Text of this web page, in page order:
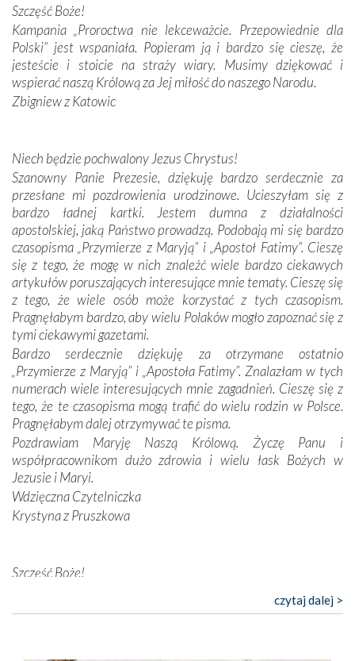
spotykaliśmy się z serdeczną otwartością
Portugalczyków. Podziwialiśmy ich ludową sztukę i
zwyczaje. Mimo że nasze kraje są od siebie bardzo
oddalone, w żaden sposób nie czuliśmy się obco.
Sprawiła to oczywiście sama Matka Boża, ale też
kulturowa bliskość biorąca swój początek w naszej
wspólnej wierze. Podczas wyjazdów do historycznych
mieliśmy okazję przekonać się, że Maryja swoją opieką
otacza nie tylko nasz naród, lecz wszystkie nacje, które
się Jej ufnie oddają, a także każdą osobę, która zawierza
Jej siebie oraz swych bliskich.
Dzieje Portugalii to również historia wierności Bogu i
odstępstw, także w życiu władców. Trudne momenty w
wymiarze tak osobistym, jak i zbiorowym, przypominają o
konieczności ciągłego zabiegania o własną duszę i o łaskę
Opatrzności. Wierność przynosi pomyślność –
przynajmniej w życiu duchowym. Odstępstwo owocuje
nieszczęściem i śmiercią. Te uniwersalne prawdy
przychodziły na myśl, gdy słuchaliśmy opowieści
przewodników o portugalskich monarchach i wodzach,
zwycięskich bitwach i nieszczęśliwych losach grzesznych
kochanków.
Byli tym razem pośród Apostołów Fatimy reprezentanci
każdego spośród żyjących pokoleń. Najmłodszy uczestnik
liczył sobie 13 lat, zaś senior, pan Zdzisław – już 94.
Całe życie marzyłem, by tu przyjechać
rozmowie.
bez obecności duszpasterza – księdza Krzysztofa.
wysłuchania Mszy Świętej, dawał on wyrazy swej
Szczęść Boże!
Kampania „Proroctwa nie lekceważcie. Przepowiednie dla
Polski” jest wspaniała. Popieram ją i bardzo się cieszę, że
jesteście i stoicie na straży wiary. Musimy dziękować i
wspierać naszą Królową za Jej miłość do naszego Narodu.
Zbigniew z Katowic
Niech będzie pochwalony Jezus Chrystus!
Szanowny Panie Prezesie, dziękuję bardzo serdecznie za
przesłane mi pozdrowienia urodzinowe. Ucieszyłam się z
bardzo ładnej kartki. Jestem dumna z działalności
apostolskiej, jaką Państwo prowadzą. Podobają mi się bardzo
czasopisma „Przymierze z Maryją” i „Apostoł Fatimy”. Cieszę
się z tego, że mogę w nich znaleźć wiele bardzo ciekawych
artykułów poruszających interesujące mnie tematy. Cieszę się
z tego, że wiele osób może korzystać z tych czasopism.
Pragnęłabym bardzo, aby wielu Polaków mogło zapoznać się z
tymi ciekawymi gazetami.
Bardzo serdecznie dziękuję za otrzymane ostatnio
„Przymierze z Maryją” i „Apostoła Fatimy”. Znalazłam w tych
numerach wiele interesujących mnie zagadnień. Cieszę się z
tego, że te czasopisma mogą trafić do wielu rodzin w Polsce.
Pragnęłabym dalej otrzymywać te pisma.
Pozdrawiam Maryję Naszą Królową. Życzę Panu i
współpracownikom dużo zdrowia i wielu łask Bożych w
Jezusie i Maryi.
Wdzięczna Czytelniczka
Krystyna z Pruszkowa
Szczęść Boże!
to pismo, które bardzo sobie cenię i szanuję. Redagujecie
czytaj dalej >